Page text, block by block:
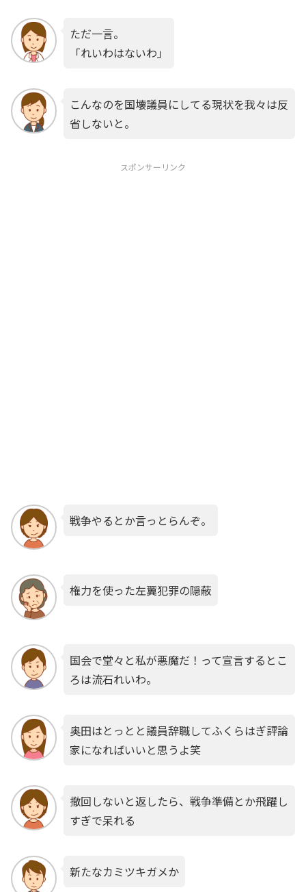
ただ一言。
「れいわはないわ」
こんなのを国壊議員にしてる現状を我々は反
省しないと。
スポンサーリンク
戦争やるとか言っとらんぞ。
権力を使った左翼犯罪の隠蔽
国会で堂々と私が悪魔だ！って宣言するとこ
ろは流石れいわ。
奥田はとっとと議員辞職してふくらはぎ評論
家になればいいと思うよ笑
撤回しないと返したら、戦争準備とか飛躍し
すぎで呆れる
新たなカミツキガメか